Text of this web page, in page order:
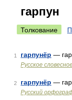
гарпун
Толкование
1 гарпунёр —
Русское
2 гарпунёр —
Русский